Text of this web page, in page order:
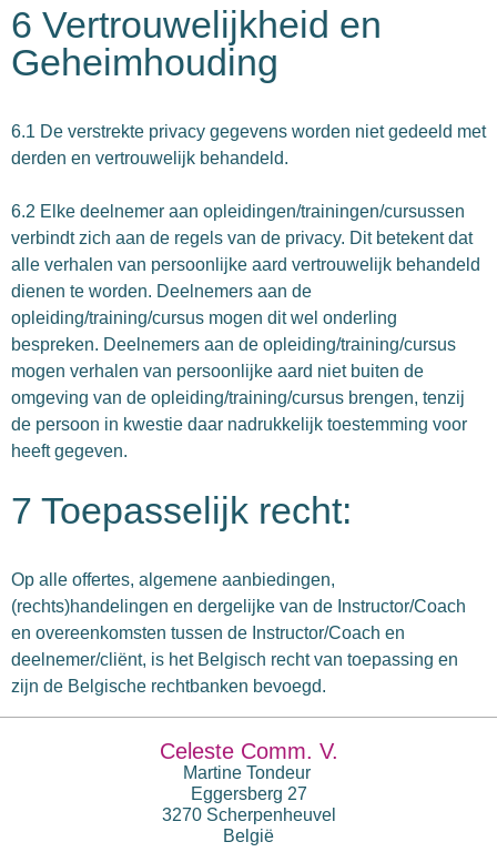
6 Vertrouwelijkheid en
Geheimhouding
6.1 De verstrekte privacy gegevens worden niet gedeeld met
derden en vertrouwelijk behandeld.
6.2 Elke deelnemer aan opleidingen/trainingen/cursussen
verbindt zich aan de regels van de privacy. Dit betekent dat
alle verhalen van persoonlijke aard vertrouwelijk behandeld
dienen te worden. Deelnemers aan de
opleiding/training/cursus mogen dit wel onderling
bespreken. Deelnemers aan de opleiding/training/cursus
mogen verhalen van persoonlijke aard niet buiten de
omgeving van de opleiding/training/cursus brengen, tenzij
de persoon in kwestie daar nadrukkelijk toestemming voor
heeft gegeven.
7 Toepasselijk recht:
Op alle offertes, algemene aanbiedingen,
(rechts)handelingen en dergelijke van de Instructor/Coach
en overeenkomsten tussen de Instructor/Coach en
deelnemer/cliënt, is het Belgisch recht van toepassing en
zijn de Belgische rechtbanken bevoegd.
Celeste Comm. V.
Martine Tondeur
Eggersberg 27
3270 Scherpenheuvel
België